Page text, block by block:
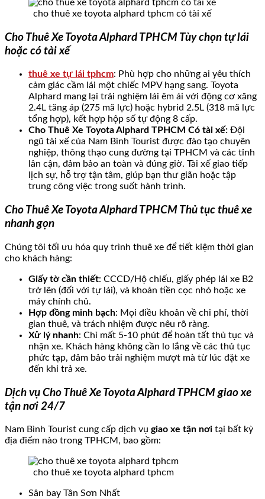
cho thuê xe toyota alphard tphcm có tài xế
Cho Thuê Xe Toyota Alphard TPHCM Tùy chọn tự lái
hoặc có tài xế
thuê xe tự lái tphcm: Phù hợp cho những ai yêu thích
cảm giác cầm lái một chiếc MPV hạng sang. Toyota
Alphard mang lại trải nghiệm lái êm ái với động cơ xăng
2.4L tăng áp (275 mã lực) hoặc hybrid 2.5L (318 mã lực
tổng hợp), kết hợp hộp số tự động 8 cấp.
Cho Thuê Xe Toyota Alphard TPHCM Có tài xế: Đội
ngũ tài xế của Nam Bình Tourist được đào tạo chuyên
nghiệp, thông thạo cung đường tại TPHCM và các tỉnh
lân cận, đảm bảo an toàn và đúng giờ. Tài xế giao tiếp
lịch sự, hỗ trợ tận tâm, giúp bạn thư giãn hoặc tập
trung công việc trong suốt hành trình.
Cho Thuê Xe Toyota Alphard TPHCM Thủ tục thuê xe
nhanh gọn
Chúng tôi tối ưu hóa quy trình thuê xe để tiết kiệm thời gian
cho khách hàng:
Giấy tờ cần thiết: CCCD/Hộ chiếu, giấy phép lái xe B2
trở lên (đối với tự lái), và khoản tiền cọc nhỏ hoặc xe
máy chính chủ.
Hợp đồng minh bạch: Mọi điều khoản về chi phí, thời
gian thuê, và trách nhiệm được nêu rõ ràng.
Xử lý nhanh: Chỉ mất 5-10 phút để hoàn tất thủ tục và
nhận xe. Khách hàng không cần lo lắng về các thủ tục
phức tạp, đảm bảo trải nghiệm mượt mà từ lúc đặt xe
đến khi trả xe.
Dịch vụ Cho Thuê Xe Toyota Alphard TPHCM giao xe
tận nơi 24/7
Nam Bình Tourist cung cấp dịch vụ giao xe tận nơi tại bất kỳ
địa điểm nào trong TPHCM, bao gồm:
cho thuê xe toyota alphard tphcm
Sân bay Tân Sơn Nhất